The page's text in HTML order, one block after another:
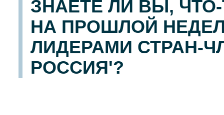
ЗНАЕТЕ ЛИ ВЫ,
НА ПРОШЛОЙ
ЛИДЕРАМИ СТРАН-
РОССИЯ'?